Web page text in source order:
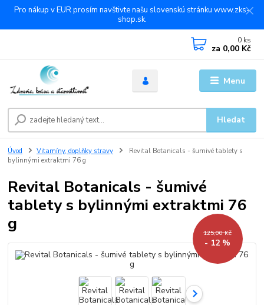
Pro nákup v EUR prosím navštivte našu slovenskú stránku www.zks-
shop.sk.
Menu
Hledat
0 ks
za 0,00 Kč
Úvod Vitamíny, doplňky stravy
Revital Botanicals - šumivé tablety s
bylinnými extraktmi 76 g
Revital Botanicals - šumivé
tablety s bylinnými extraktmi 76
g
125,00 Kč
- 12 %